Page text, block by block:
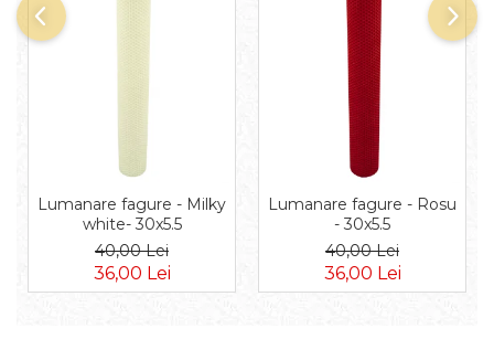
Lumanare fagure - Milky
white- 30x5.5
40,00 Lei
36,00 Lei
Lumanare fagure - Rosu
- 30x5.5
40,00 Lei
36,00 Lei